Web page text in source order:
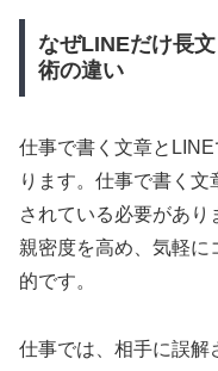
なぜLINEだけ長
術の違い
仕事で書く文章と
ります。仕事で書く
されている必要があり
親密度を高め、気軽に
的です。
仕事では、相手に誤解